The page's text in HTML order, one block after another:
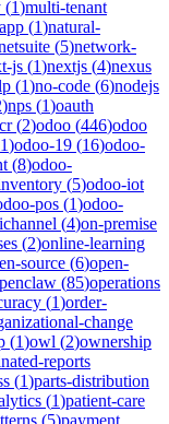
(1)multi-tenant
(1)natural-
(5)network-
js (1)nextjs (4)nexus
(1)no-code (6)nodejs
)nps (1)oauth
(2)odoo (446)odoo
1)odoo-19 (16)odoo-
(8)odoo-
(5)odoo-iot
pos (1)odoo-
(4)on-premise
(2)online-learning
source (6)open-
(85)operations
(1)order-
change
(1)owl (2)ownership
reports
(1)parts-distribution
(1)patient-care
(5)payment